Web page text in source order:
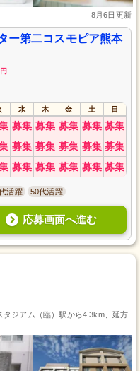
8月6日更新
ー第二コスモピア熊本
円
水 木 金 土 日
募集 募集 募集 募集 募集
募集 募集 募集 募集 募集
募集 募集 募集 募集 募集
活躍 50代活躍
応募画面へ進む
ジアム（臨）駅から4.3km、延方